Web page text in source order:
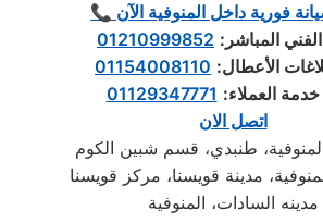
فورية داخل المنوفية الآن
المباشر: 01210999852
الأعطال: 01154008110
العملاء: 01129347771
اتصل الان
طنبدي، قسم شبين الكوم
مدينة قويسنا، مركز قويسنا
مدينه السادات، المنوفية